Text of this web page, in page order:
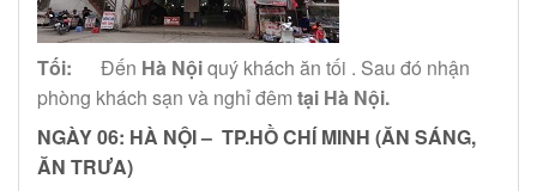
Tối: Đến Hà Nộiquý khách ăn tối . Sau đó nhận
phòng khách sạn và nghỉ đêm tại Hà Nội.
NGÀY 06: HÀ NỘI – TP.HỒ CHÍ MINH (ĂN SÁNG,
ĂN TRƯA)